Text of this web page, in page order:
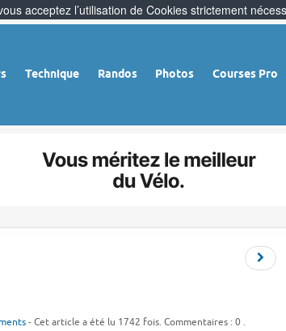
Technique Randos Photos Courses Pro
- Cet article a été lu 1742 fois. Commentaires : 0 .
acceptez l’utilisation de Cookies strictement